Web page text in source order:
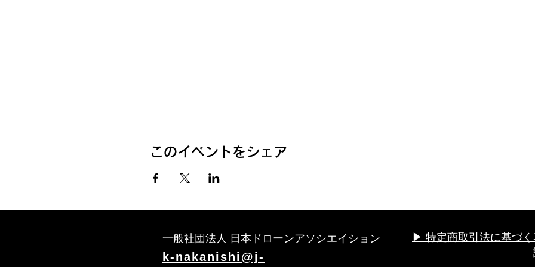
このイベントをシェア
一般社団法人 日本ドローンアソシエイション
k-nakanishi@j-
▶︎ 特定商取引法に基づ